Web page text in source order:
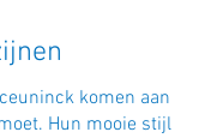
komen aan
Hun mooie stijl